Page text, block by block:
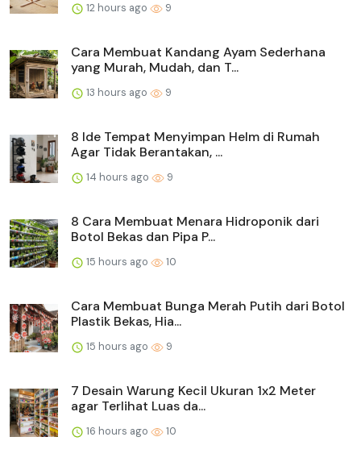
12 hours ago 9
Cara Membuat Kandang Ayam Sederhana
yang Murah, Mudah, dan T...
13 hours ago 9
8 Ide Tempat Menyimpan Helm di Rumah
Agar Tidak Berantakan, ...
14 hours ago 9
8 Cara Membuat Menara Hidroponik dari
Botol Bekas dan Pipa P...
15 hours ago 10
Cara Membuat Bunga Merah Putih dari Botol
Plastik Bekas, Hia...
15 hours ago 9
7 Desain Warung Kecil Ukuran 1x2 Meter
agar Terlihat Luas da...
16 hours ago 10